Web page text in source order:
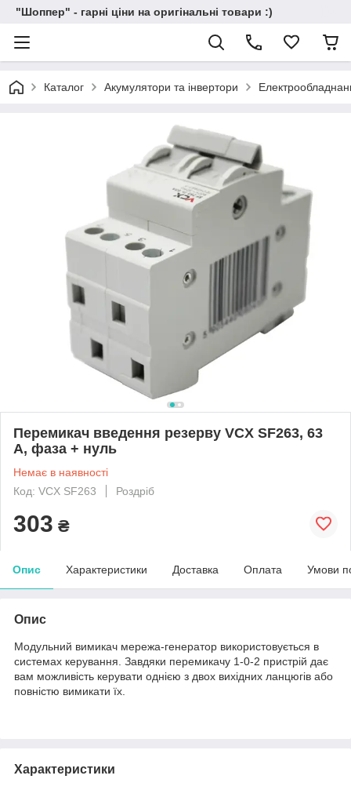
"Шоппер" - гарні ціни на оригінальні товари :)
Каталог Акумулятори та інвертори
Перемикач введення резерву VCX SF263, 63
А, фаза + нуль
Немає в наявності
Код: VCX SF263
Роздріб
303 ₴
Опис Характеристики Доставка Оплата Умови
Опис
Модульний вимикач мережа-генератор використовується в
системах керування. Завдяки перемикачу 1-0-2 пристрій дає
вам можливість керувати однією з двох вихідних ланцюгів або
повністю вимикати їх.
Характеристики